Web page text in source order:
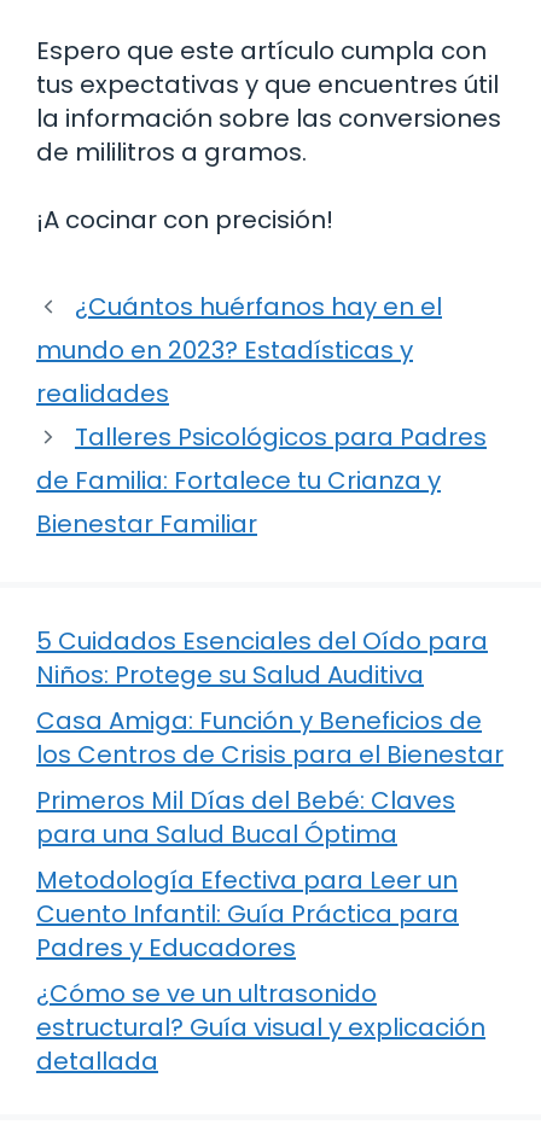
Espero que este artículo cumpla con
tus expectativas y que encuentres útil
la información sobre las conversiones
de mililitros a gramos.
¡A cocinar con precisión!
¿Cuántos huérfanos hay en el
mundo en 2023? Estadísticas y
realidades
Talleres Psicológicos para Padres
de Familia: Fortalece tu Crianza y
Bienestar Familiar
5 Cuidados Esenciales del Oído para
Niños: Protege su Salud Auditiva
Casa Amiga: Función y Beneficios de
los Centros de Crisis para el Bienestar
Primeros Mil Días del Bebé: Claves
para una Salud Bucal Óptima
Metodología Efectiva para Leer un
Cuento Infantil: Guía Práctica para
Padres y Educadores
¿Cómo se ve un ultrasonido
estructural? Guía visual y explicación
detallada